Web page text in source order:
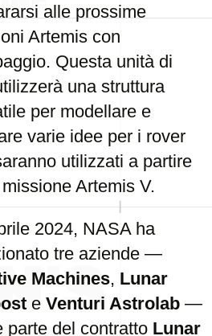
alle prossime
Artemis con
Questa unità di
una struttura
per modellare e
varie idee per i rover
utilizzati a partire
Artemis V.
2024, NASA ha
tre aziende —
Machines, Lunar
e Venturi Astrolab —
parte del contratto Lunar